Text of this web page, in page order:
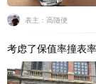
表主：高随便
考虑了保值率撞表